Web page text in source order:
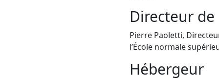
Directeur
Pierre Paoletti,
l’École normale
Hébergeur